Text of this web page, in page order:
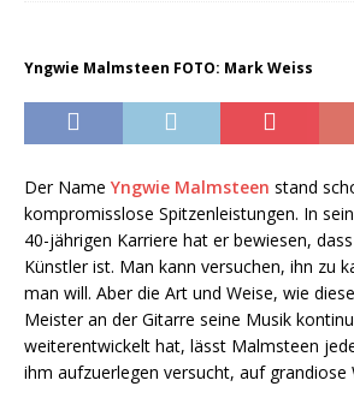
Yngwie Malmsteen FOTO: Mark Weiss
Der Name Yngwie Malmsteen stand
kompromisslose Spitzenleistungen. In
40-jährigen Karriere hat er bewiesen,
Künstler ist. Man kann versuchen, ihn zu
man will. Aber die Art und Weise, wie
Meister an der Gitarre seine Musik
weiterentwickelt hat, lässt Malmsteen
ihm aufzuerlegen versucht, auf grandiose